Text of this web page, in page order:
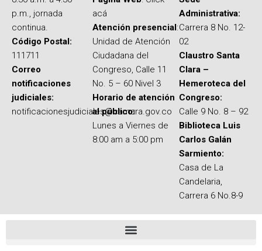
p.m., jornada
continua.
Código Postal:
111711
Correo
notificaciones
judiciales:
notificacionesjudiciales@camara.gov.co
acá
Atención presencial:
Unidad de Atención
Ciudadana del
Congreso, Calle 11
No. 5 – 60 Nivel 3
Horario de atención
al público:
Lunes a Viernes de
8:00 am a 5:00 pm
Administrativa:
Carrera 8 No. 12-
02
Claustro Santa
Clara –
Hemeroteca del
Congreso:
Calle 9 No. 8 – 92
Biblioteca Luis
Carlos Galán
Sarmiento:
Casa de La
Candelaria,
Carrera 6 No.8-9